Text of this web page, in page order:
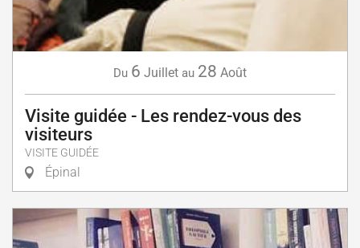
Du 6 Juillet au 28 Août
Visite guidée - Les rendez-vous des
visiteurs
VISITE GUIDÉE
Épinal